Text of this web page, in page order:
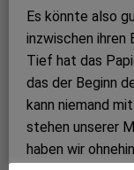
Es könnte also
inzwischen ihren
Tief hat das
das der Beginn
kann niemand
stehen unserer
haben wir